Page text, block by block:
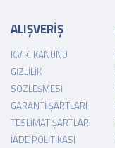
ALIŞVERİŞ
K.V.K. KANUNU
GIZLILIK
SÖZLEŞMESI
GARANTI ŞARTLARI
TESLIMAT ŞARTLARI
İADE POLITIKASI